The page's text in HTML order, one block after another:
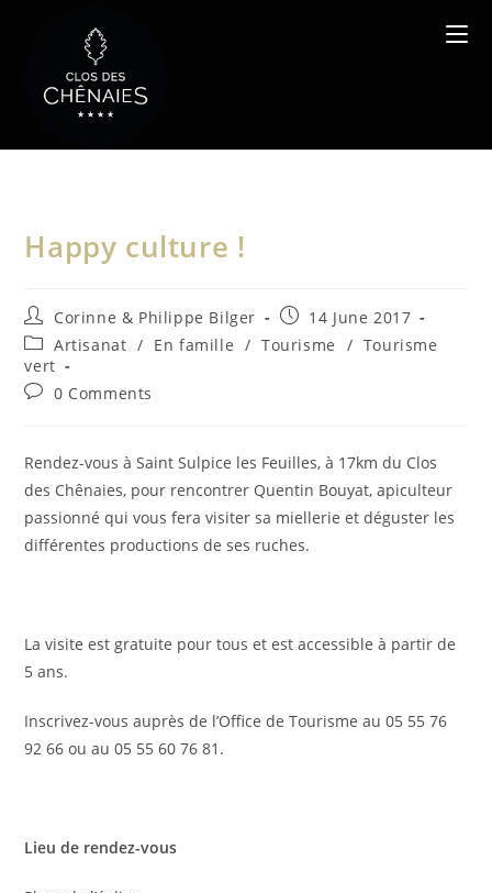
Happy culture !
Post
author:
Corinne & Philippe Bilger
Post
published:
14 June 2017
Post
category:
Artisanat / En famille / Tourisme / Tourisme
vert
Post0 Comments
Rendez-vous à Saint Sulpice les Feuilles, à 17km du Clos
des Chênaies, pour rencontrer Quentin Bouyat, apiculteur
passionné qui vous fera visiter sa miellerie et déguster les
différentes productions de ses ruches.
La visite est gratuite pour tous et est accessible à partir de
5 ans.
Inscrivez-vous auprès de l’Office de Tourisme au 05 55 76
92 66 ou au 05 55 60 76 81.
Lieu de rendez-vous